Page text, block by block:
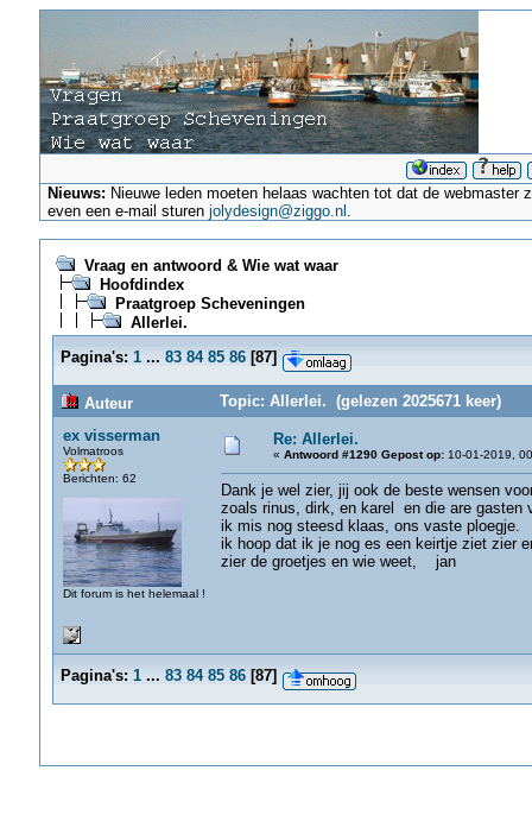
Nieuws: Nieuwe leden moeten helaas wachten tot dat de
even een e-mail sturenjolydesign@ziggo.nl .
Vraag en antwoord & Wie wat waar
Hoofdindex
Praatgroep Scheveningen
Allerlei.
Pagina's: 1 ... 83 84 85 86[87]
Auteur
Topic: Allerlei. (gelezen 2025671 keer)
ex visserman
Volmatroos
Berichten: 62
Dit forum is het helemaal !
Re: Allerlei.
« Antwoord #1290 Gepost op:10-01-2019,
Dank je wel zier, jij ook de beste wensen
zoals rinus, dirk, en karel en die are gasten
ik mis nog steesd klaas, ons vaste ploegje.
ik hoop dat ik je nog es een keirtje ziet zier
zier de groetjes en wie weet, jan
Pagina's: 1 ... 83 84 85 86[87]